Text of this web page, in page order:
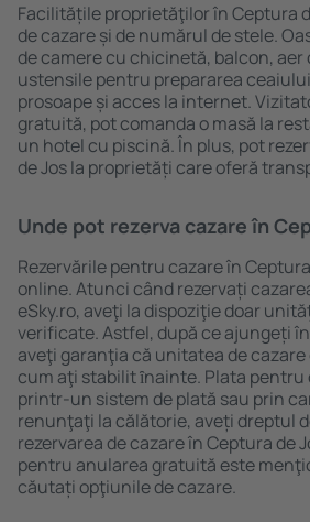
Facilitățile proprietăţilor în Ceptura
de cazare și de numărul de stele.
de camere cu chicinetă, balcon,
ustensile pentru prepararea
prosoape și acces la internet.
gratuită, pot comanda o masă la
un hotel cu piscină. În plus, pot
de Jos la proprietăți care oferă
Unde pot rezerva cazare în
Rezervările pentru cazare în
online. Atunci când rezervați
eSky.ro, aveţi la dispoziţie doar
verificate. Astfel, după ce ajungeți
aveţi garanţia că unitatea de
cum aţi stabilit ȋnainte. Plata pentru
printr-un sistem de plată sau prin
renunţaţi la călătorie, aveți dreptul
rezervarea de cazare în Ceptura de
pentru anularea gratuită este
căutați opţiunile de cazare.